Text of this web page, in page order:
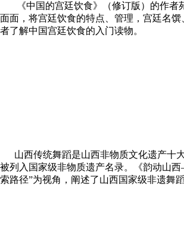
《中国的宫廷饮食》（修订版）的作
面面，将宫廷饮食的特点、管理，宫廷名
者了解中国宫廷饮食的入门读物。
山西传统舞蹈是山西非物质文化遗产十
被列入国家级非物质遗产名录。《韵动山
索路径”为视角，阐述了山西国家级非遗舞